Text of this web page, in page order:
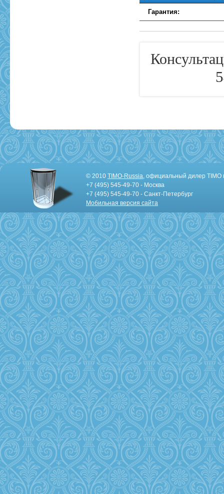
Гарантия:
© 2010 TIMO-Russia, официальный дилер TIMO
+7 (495) 545-49-70 - Москва
+7 (495) 545-49-70 - Санкт-Петербург
Мобильная версия сайта